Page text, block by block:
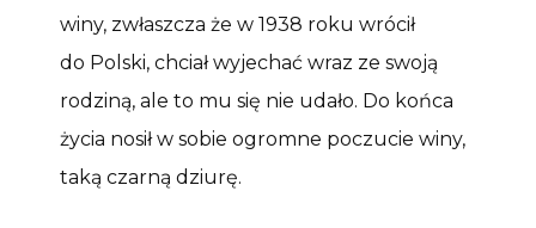
winy, zwłaszcza że w 1938 roku wrócił
do Polski, chciał wyjechać wraz ze swoją
rodziną, ale to mu się nie udało. Do końca
życia nosił w sobie ogromne poczucie winy,
taką czarną dziurę.